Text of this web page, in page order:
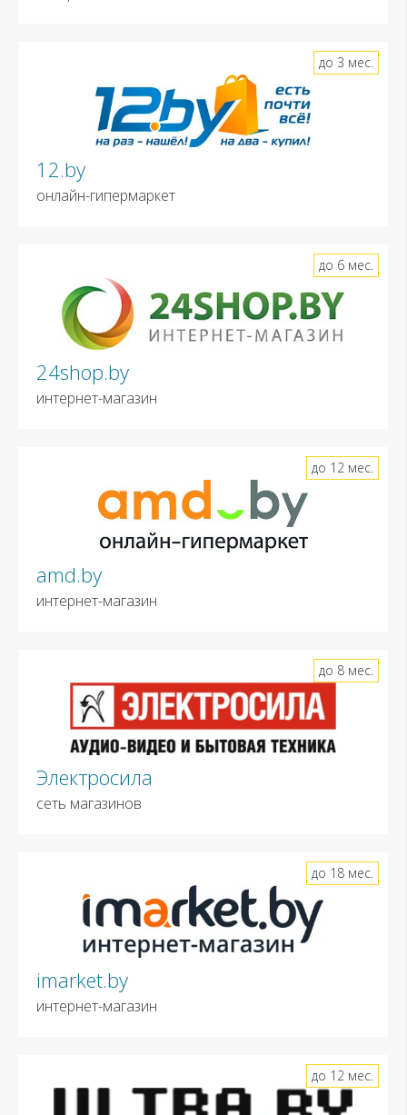
12.by
онлайн-гипермаркет
до 3 мес.
24shop.by
интернет-магазин
до 6 мес.
amd.by
интернет-магазин
до 12 мес.
Электросила
сеть магазинов
до 8 мес.
imarket.by
интернет-магазин
до 18 мес.
до 12 мес.